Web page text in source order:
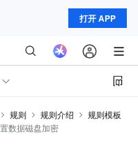
打开 APP
规则 规则介绍
规则模板
数据磁盘加密